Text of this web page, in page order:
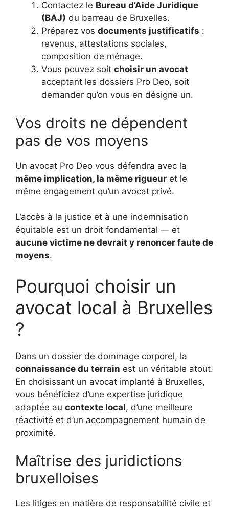
Contactez le Bureau d’Aide Juridique
(BAJ) du barreau de Bruxelles.
Préparez vos documents justificatifs :
revenus, attestations sociales,
composition de ménage.
Vous pouvez soit choisir un avocat
acceptant les dossiers Pro Deo, soit
demander qu’on vous en désigne un.
Vos droits ne dépendent
pas de vos moyens
Un avocat Pro Deo vous défendra avec la
même implication, la même rigueur et le
même engagement qu’un avocat privé.
L’accès à la justice et à une indemnisation
équitable est un droit fondamental — et
aucune victime ne devrait y renoncer faute de
moyens.
Pourquoi choisir un
avocat local à Bruxelles
?
Dans un dossier de dommage corporel, la
connaissance du terrain est un véritable atout.
En choisissant un avocat implanté à Bruxelles,
vous bénéficiez d’une expertise juridique
adaptée au contexte local, d’une meilleure
réactivité et d’un accompagnement humain de
proximité.
Maîtrise des juridictions
bruxelloises
Les litiges en matière de responsabilité civile et